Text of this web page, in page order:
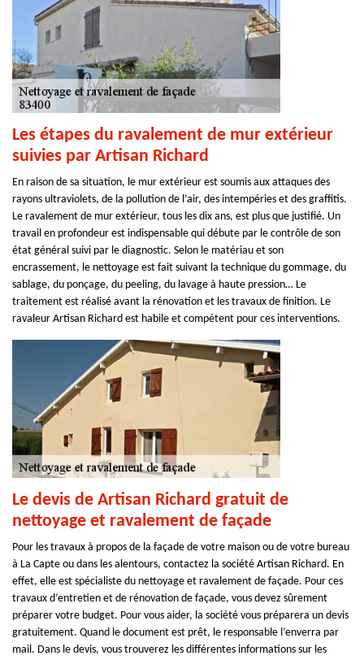
Les étapes du ravalement de mur extérieur
suivies par Artisan Richard
En raison de sa situation, le mur extérieur est soumis aux attaques des
rayons ultraviolets, de la pollution de l’air, des intempéries et des graffitis.
Le ravalement de mur extérieur, tous les dix ans, est plus que justifié. Un
travail en profondeur est indispensable qui débute par le contrôle de son
état général suivi par le diagnostic. Selon le matériau et son
encrassement, le nettoyage est fait suivant la technique du gommage, du
sablage, du ponçage, du peeling, du lavage à haute pression… Le
traitement est réalisé avant la rénovation et les travaux de finition. Le
ravaleur Artisan Richard est habile et compétent pour ces interventions.
Le devis de Artisan Richard gratuit de
nettoyage et ravalement de façade
Pour les travaux à propos de la façade de votre maison ou de votre bureau
à La Capte ou dans les alentours, contactez la société Artisan Richard. En
effet, elle est spécialiste du nettoyage et ravalement de façade. Pour ces
travaux d’entretien et de rénovation de façade, vous devez sûrement
préparer votre budget. Pour vous aider, la société vous préparera un devis
gratuitement. Quand le document est prêt, le responsable l’enverra par
mail. Dans le devis, vous trouverez les différentes informations sur les